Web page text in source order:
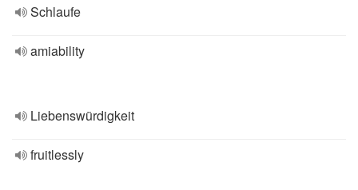
Schlaufe
amiability
Liebenswürdigkeit
fruitlessly